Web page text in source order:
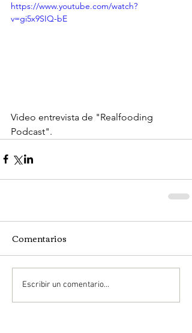
https://www.youtube.com/watch?
v=gi5x9SIQ-bE
Video entrevista de "Realfooding
Podcast".
Comentarios
Escribir un comentario...